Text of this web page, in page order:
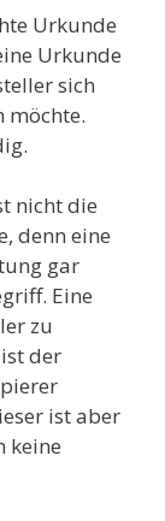
Urkunde
Urkunde
sich
möchte.
nicht die
denn eine
gar
Eine
zu
der
ist aber
keine